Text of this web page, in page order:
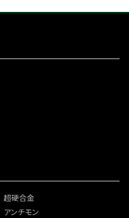
超硬合金
アンチモン